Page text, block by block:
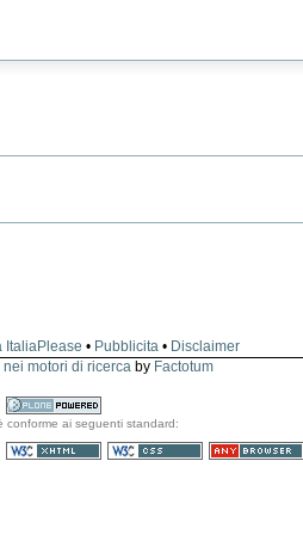
ItaliaPlease • Pubblicita • Disclaimer
motori di ricerca by Factotum
Realizzato
con Plone
conforme ai seguenti standard: